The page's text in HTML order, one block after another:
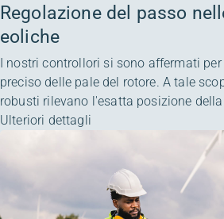
Regolazione del passo
eoliche
I nostri controllori si sono affermati
preciso delle pale del rotore. A tale
robusti rilevano l'esatta posizione
Ulteriori dettagli